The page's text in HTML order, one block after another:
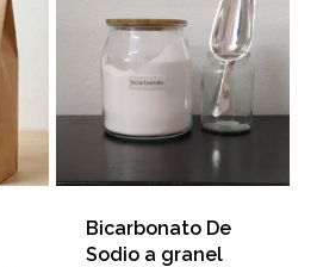
Bicarbonato De
Sodio a granel